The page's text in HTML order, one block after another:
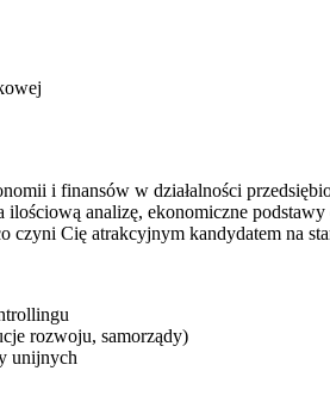
i finansów w działalności
ilościową analizę, ekonomiczne
Cię atrakcyjnym kandydatem na
rozwoju, samorządy)
unijnych